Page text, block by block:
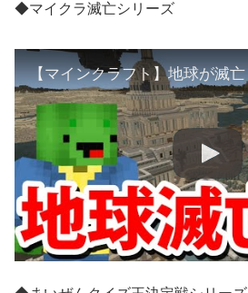
◆マイクラ滅亡シリーズ